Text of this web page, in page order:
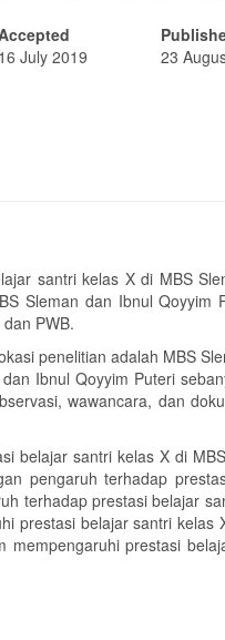
16 July 2019
23
santri kelas X di MBS
Sleman dan Ibnul Qoyyim
PWB.
penelitian adalah MBS
Ibnul Qoyyim Puteri
wawancara, dan
belajar santri kelas X di
pengaruh terhadap
terhadap prestasi belajar
prestasi belajar santri kelas
prestasi